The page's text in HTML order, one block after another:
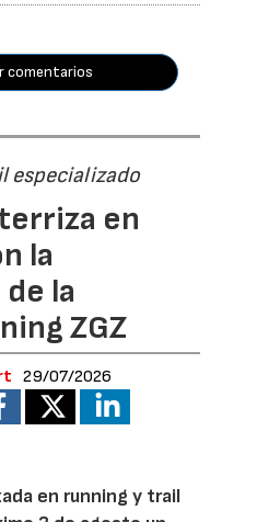
comentarios
especializado
en
la
la
ZGZ
29/07/2026
en running y trail